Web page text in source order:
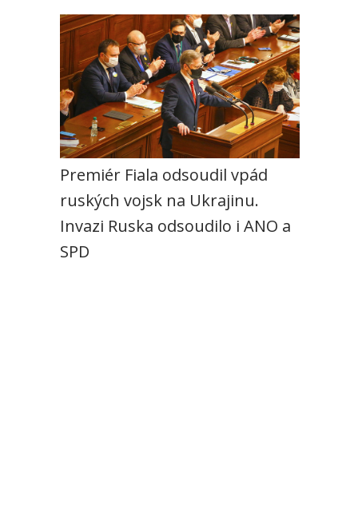
Premiér Fiala odsoudil vpád
ruských vojsk na Ukrajinu.
Invazi Ruska odsoudilo i ANO a
SPD